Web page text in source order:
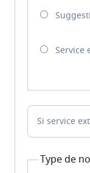
Service
Si service
Type de